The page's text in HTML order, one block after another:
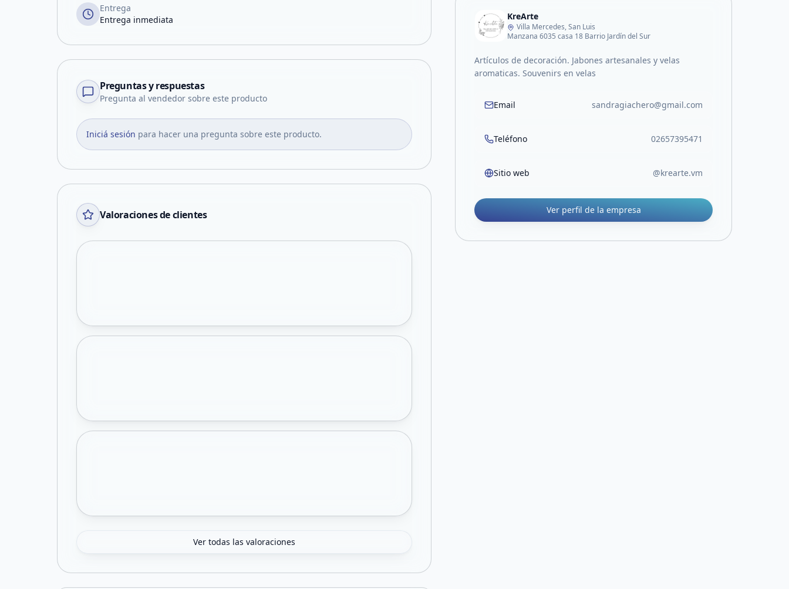
Entrega
Entrega inmediata
Preguntas y respuestas
Pregunta al vendedor sobre este producto
Iniciá sesión para hacer una pregunta sobre este producto.
Valoraciones de clientes
Ver todas las valoraciones
KreArte
Villa Mercedes, San Luis
Manzana 6035 casa 18 Barrio Jardín del Sur
Artículos de decoración. Jabones artesanales y velas
aromaticas. Souvenirs en velas
Email sandragiachero@gmail.com
Teléfono 02657395471
Sitio web @krearte.vm
Ver perfil de la empresa